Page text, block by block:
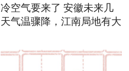
冷空气要来了 安徽未来几
天气温骤降，江南局地有大